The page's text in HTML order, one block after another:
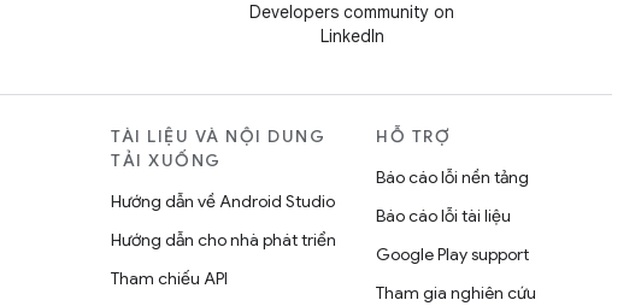
Developers community on
LinkedIn
TÀI LIỆU VÀ NỘI DUNG
TẢI XUỐNG
Hướng dẫn về Android Studio
Hướng dẫn cho nhà phát triển
Tham chiếu API
HỖ TRỢ
Báo cáo lỗi nền tảng
Báo cáo lỗi tài liệu
Google Play support
Tham gia nghiên cứu